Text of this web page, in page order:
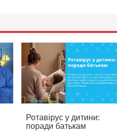
Ротавірус у дитини:
поради батькам